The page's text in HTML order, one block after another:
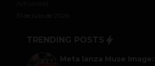
31 de julio de 2026
TRENDING POSTS
Meta lanza Muse